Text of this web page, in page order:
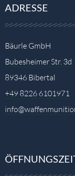
ADRESSE
Bäurle GmbH
Bubesheimer Str. 3d
89346 Bibertal
+49 8226 6101971